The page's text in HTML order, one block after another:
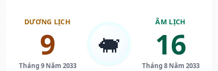
DƯƠNG LỊCH
9
Tháng 9 Năm 2033
🐖
ÂM LỊCH
16
Tháng 8 Năm 2033